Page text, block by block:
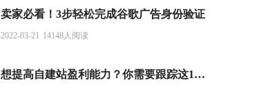
卖家必看！3步轻松完成谷歌广告身份验证
2022-03-21 14148人阅读
想提高自建站盈利能力？你需要跟踪这10个基本电商指标